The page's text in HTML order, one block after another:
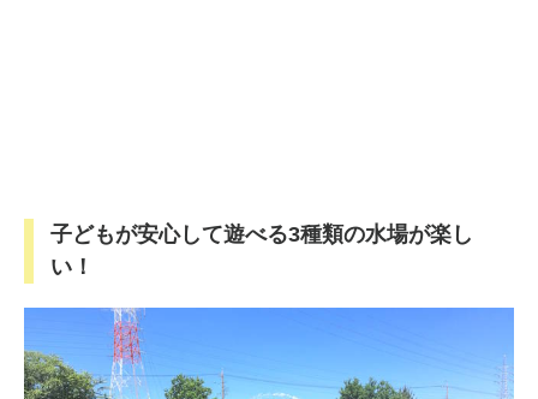
子どもが安心して遊べる3種類の水場が楽し
い！